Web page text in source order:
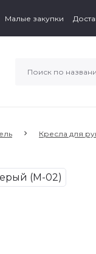
Малые закупки
Кресла для